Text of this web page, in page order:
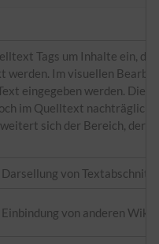
Tags um Inhalte ein, die
werden. Im visuellen
eingegeben werden. Die
im Quelltext nachträglich
sich der Bereich, der
von
von anderen